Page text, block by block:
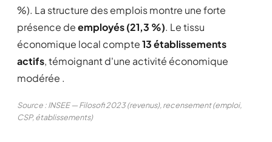
%). La structure des emplois montre une forte
présence deemployés (21,3 %). Le tissu
économique local compte13 établissements
actifs, témoignant d'une activité économique
modérée .
Source : INSEE — Filosofi 2023 (revenus), recensement (emploi,
CSP, établissements)